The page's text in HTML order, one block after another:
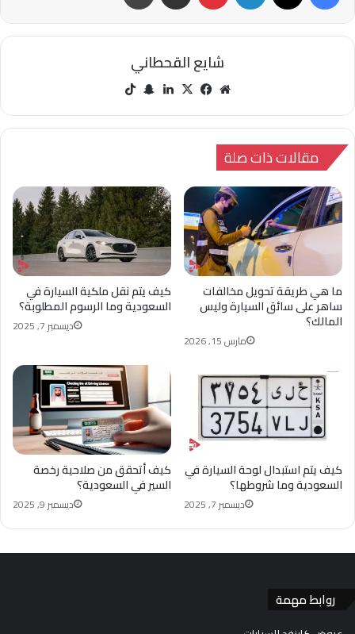
شايع القحطاني
مو
الوي
في
وك
‫X لينك سنا
تشا
مقالات ذات صلة
كيف يتم نقل ملكية السيارة في
السعودية وما الرسوم المطلوبة؟
ديسمبر 7, 2025
ما هي طريقة تحويل مخالفات
ساهر على سائق السيارة وليس
المالك؟
مارس 15, 2026
كيف أتحقق من صلاحية رخصة
السير في السعودية؟
ديسمبر 9, 2025
كيف يتم استبدال لوحة السيارة في
السعودية وما شروطها؟
ديسمبر 7, 2025
روابط مهمة